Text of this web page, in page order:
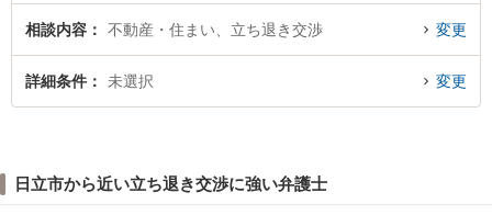
相談内容 不動産・住まい、立ち退き交渉 変更
詳細条件 未選択 変更
日立市から近い立ち退き交渉に強い弁護士